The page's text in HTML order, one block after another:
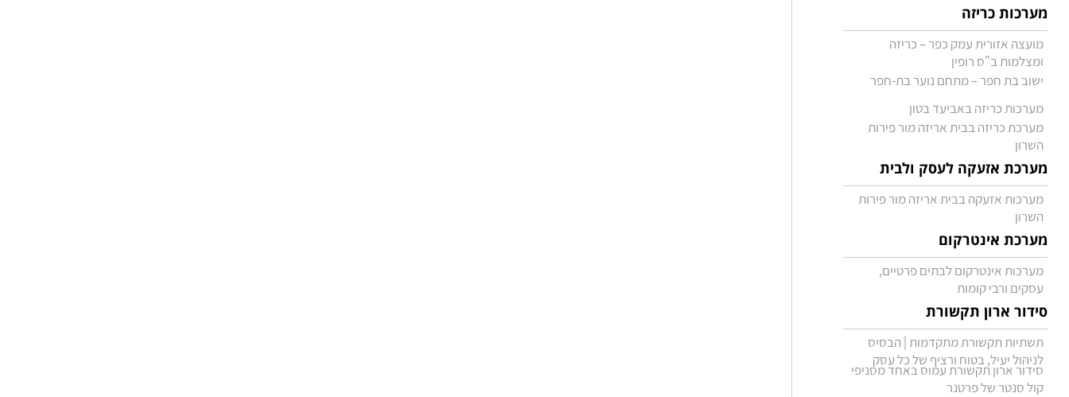
מערכות כריזה
מועצה אזורית עמק כפר – כריזה
ומצלמות ב"ס רופין
ישוב בת חפר – מתחם נוער בת-חפר
מערכות כריזה באביעד בטון
מערכת כריזה בבית אריזה מור פירות
השרון
מערכת אזעקה לעסק ולבית
מערכות אזעקה בבית אריזה מור פירות
השרון
מערכת אינטרקום
מערכות אינטרקום לבתים פרטיים,
עסקים ורבי קומות
סידור ארון תקשורת
תשתיות תקשורת מתקדמות | הבסיס
לניהול יעיל, בטוח ורציף של כל עסק
סידור ארון תקשורת עמוס באחד מסניפי
קול סנטר של פרטנר